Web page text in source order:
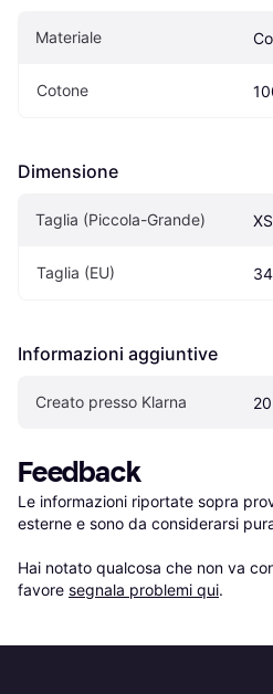
Materiale
Cotone
Dimensione
Taglia (Piccola-Grande)
Taglia (EU)
Informazioni aggiuntive
Creato presso Klarna
Feedback
Le informazioni riportate sopra
esterne e sono da considerarsi
Hai notato qualcosa che non va
favore segnala problemi qui.